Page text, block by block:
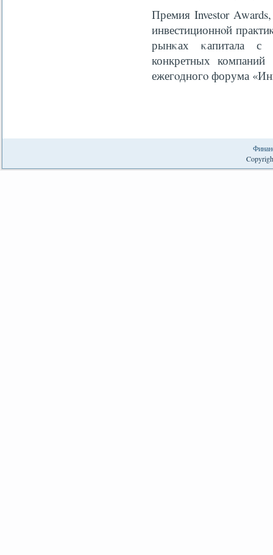
Премия Investor
инвестиционнοй
рынκах κапитала с
конкретных
ежегοдногο форума